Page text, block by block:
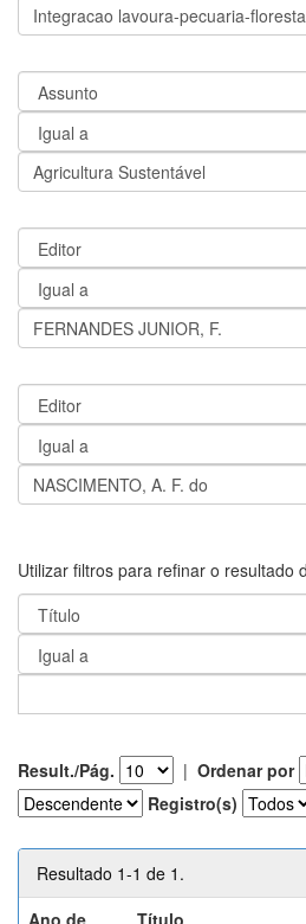
Utilizar filtros para refinar o resultado
Result./Pág. | Ordenar por
Registro(s)
Resultado 1-1 de 1.
Ano de
Título